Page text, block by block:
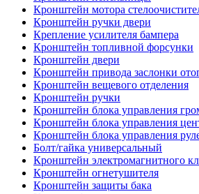
Кронштейн мотора
Кронштейн ручки двери
Крепление усилителя бампера
Кронштейн топливной форсунки
Кронштейн двери
Кронштейн привода заслонки
Кронштейн вещевого отделения
Кронштейн ручки
Кронштейн блока управления
Кронштейн блока управления
Кронштейн блока управления
Болт/гайка универсальный
Кронштейн электромагнитного
Кронштейн огнетушителя
Кронштейн защиты бака